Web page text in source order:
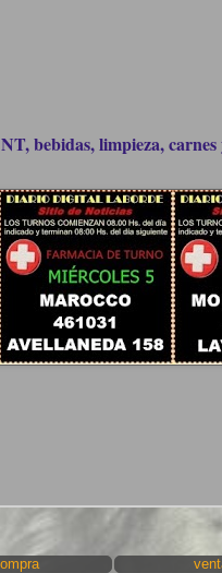
bebidas, limpieza,